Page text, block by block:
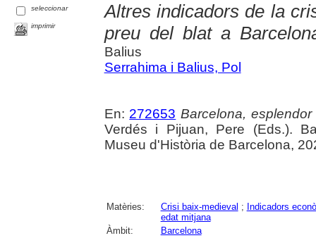
seleccionar
imprimir
Altres indicadors de la
preu del blat a
Balius
Serrahima i Balius, Pol
En: 272653 Barcelona,
Verdés i Pijuan, Pere (Eds.).
Museu d'Història de Barcelona,
Matèries: Crisi baix-medieval ; Indicadors
edat mitjana
Àmbit:
Barcelona